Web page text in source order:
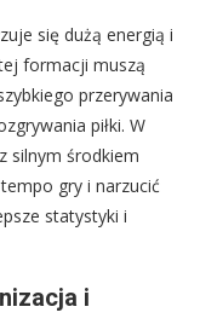
się dużą energią i
formacji muszą
przerywania
piłki. W
silnym środkiem
gry i narzucić
statystyki i
i